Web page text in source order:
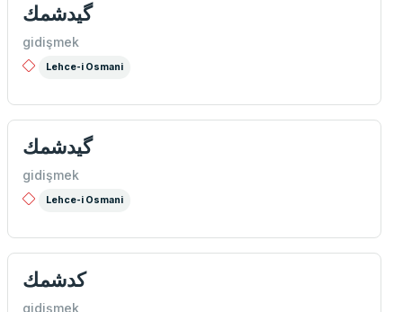
گیدشمك
gidişmek
Lehce-i Osmani
گیدشمك
gidişmek
Lehce-i Osmani
كدشمك
gidişmek